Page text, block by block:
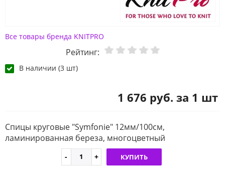
Все товары бренда KNITPRO
Рейтинг:
В наличии (3 шт)
1 676 руб. за 1 шт
Спицы круговые "Symfonie" 12мм/100см,
ламинированная береза, многоцветный
КУПИТЬ